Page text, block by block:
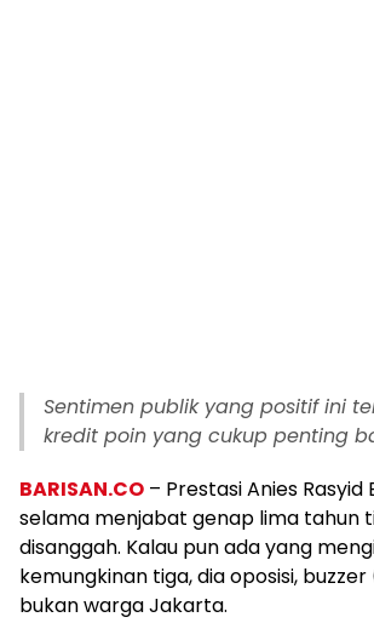
Sentimen publik yang positif ini
kredit poin yang cukup penting
BARISAN.CO – Prestasi Anies Rasyid
selama menjabat genap lima tahun
disanggah. Kalau pun ada yang
kemungkinan tiga, dia oposisi,
bukan warga Jakarta.